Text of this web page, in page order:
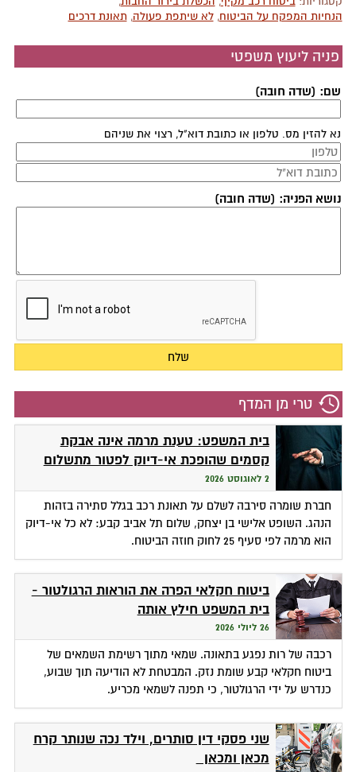
הנחיות המפקח על הביטוח,לא שיתפת פעולה,תאונת דרכים
פניה ליעוץ משפטי
שם: (שדה חובה)
נא להזין מס. טלפון או כתובת דוא"ל, רצוי את שניהם
נושא הפניה: (שדה חובה)
טרי מן המדף
בית המשפט: טענת מרמה אינה אבקת
קסמים שהופכת אי-דיוק לפטור מתשלום
2 לאוגוסט 2026
חברת שומרה סירבה לשלם על תאונת רכב בגלל סתירה בזהות
הנהג. השופט אלישי בן יצחק, שלום תל אביב קבע: לא כל אי-דיוק
הוא מרמה לפי סעיף 25 לחוק חוזה הביטוח.
ביטוח חקלאי הפרה את הוראות הרגולטור -
בית המשפט חילץ אותה
26 ליולי 2026
רכבה של רות נפגע בתאונה. שמאי מתוך רשימת השמאים של
ביטוח חקלאי קבע שומת נזק. המבטחת לא הודיעה תוך שבוע,
כנדרש על ידי הרגולטור, כי תפנה לשמאי מכריע.
שני פסקי דין סותרים, וילד נכה שנותר קרח
מכאן ומכאן